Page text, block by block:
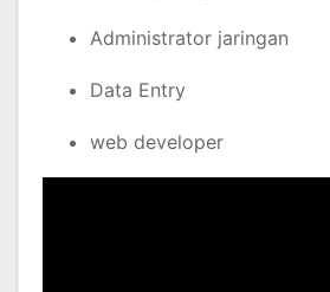
Administrator jaringan
Data Entry
web developer